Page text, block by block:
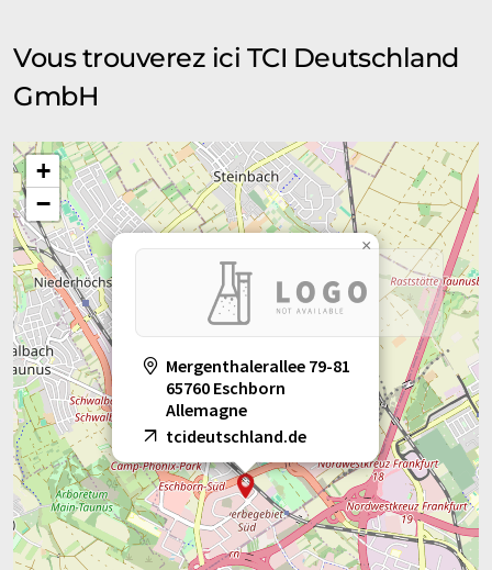
Vous trouverez ici TCI Deutschland
GmbH
Mergenthalerallee 79-81
65760 Eschborn
Allemagne
tcideutschland.de
×
+
−